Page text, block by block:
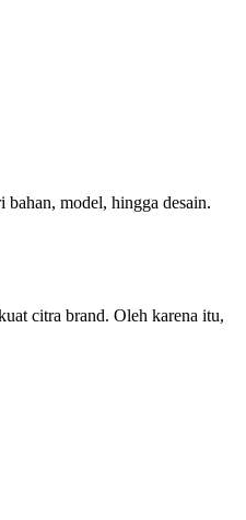
model, hingga desain.
citra brand. Oleh karena itu,